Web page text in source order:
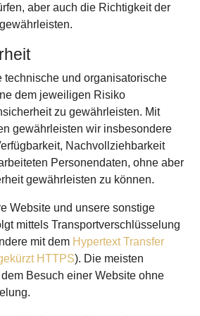
aber auch die Richtig­keit der
technische und organisatorische
dem jeweiligen Risiko
zu gewähr­leisten. Mit
gewähr­leisten wir insbesondere
Nach­vollzieh­barkeit
Personen­daten, ohne aber
gewährleisten zu können.
Website und unsere sonstige
mittels Transport­verschlüsselung
mit dem Hypertext Transfer
HTTPS). Die meisten
Besuch einer Website ohne